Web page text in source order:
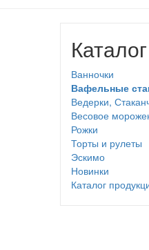
Каталог
Ванночки
Вафельные
Ведерки,
Весовое
Рожки
Торты и рулеты
Эскимо
Новинки
Каталог